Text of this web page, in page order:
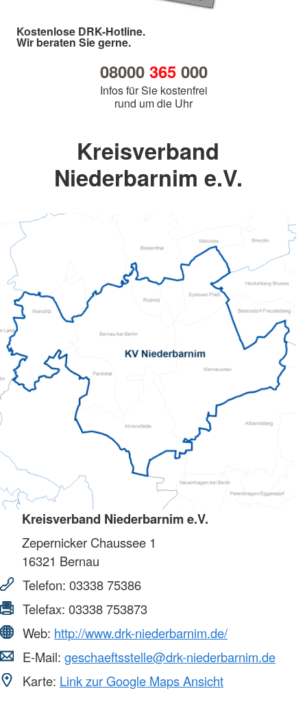
Kostenlose DRK-Hotline.
Wir beraten Sie gerne.
08000 365000
Infos für Sie kostenfrei
rund um die Uhr
Kreisverband
Niederbarnim e.V.
Kreisverband Niederbarnim e.V.
Zepernicker Chaussee 1
16321 Bernau
Telefon: 03338 75386
Telefax: 03338 753873
Web: http://www.drk-niederbarnim.de/
E-Mail: geschaeftsstelle@drk-niederbarnim.de
Karte: Link zur Google Maps Ansicht